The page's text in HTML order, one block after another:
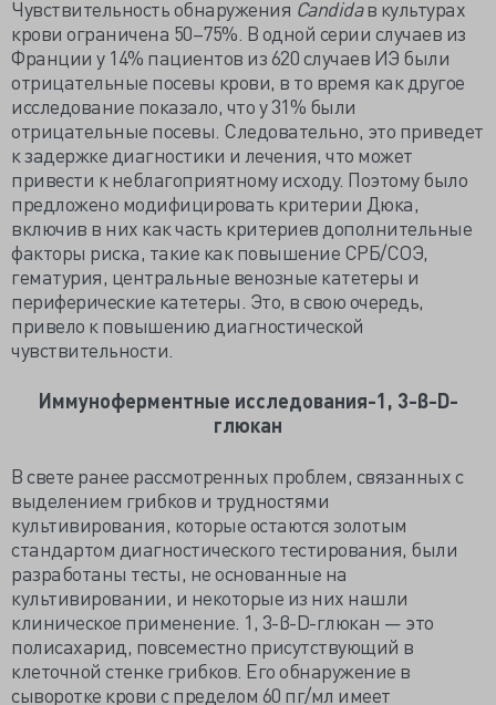
Чувствительность обнаружения Candidaв культурах
крови ограничена 50–75%. В одной серии случаев из
Франции у 14% пациентов из 620 случаев ИЭ были
отрицательные посевы крови, в то время как другое
исследование показало, что у 31% были
отрицательные посевы. Следовательно, это приведет
к задержке диагностики и лечения, что может
привести к неблагоприятному исходу. Поэтому было
предложено модифицировать критерии Дюка,
включив в них как часть критериев дополнительные
факторы риска, такие как повышение СРБ/СОЭ,
гематурия, центральные венозные катетеры и
периферические катетеры. Это, в свою очередь,
привело к повышению диагностической
чувствительности.
Иммуноферментные исследования-1, 3-β-D-
глюкан
В свете ранее рассмотренных проблем, связанных с
выделением грибков и трудностями
культивирования, которые остаются золотым
стандартом диагностического тестирования, были
разработаны тесты, не основанные на
культивировании, и некоторые из них нашли
клиническое применение. 1, 3-β-D-глюкан — это
полисахарид, повсеместно присутствующий в
клеточной стенке грибков. Его обнаружение в
сыворотке крови с пределом 60 пг/мл имеет